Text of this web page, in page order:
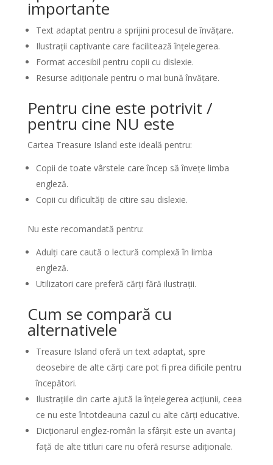
importante
Text adaptat pentru a sprijini procesul de învățare.
Ilustrații captivante care facilitează înțelegerea.
Format accesibil pentru copii cu dislexie.
Resurse adiționale pentru o mai bună învățare.
Pentru cine este potrivit /
pentru cine NU este
Cartea Treasure Island este ideală pentru:
Copii de toate vârstele care încep să învețe limba
engleză.
Copii cu dificultăți de citire sau dislexie.
Nu este recomandată pentru:
Adulți care caută o lectură complexă în limba
engleză.
Utilizatori care preferă cărți fără ilustrații.
Cum se compară cu
alternativele
Treasure Island oferă un text adaptat, spre
deosebire de alte cărți care pot fi prea dificile pentru
începători.
Ilustrațiile din carte ajută la înțelegerea acțiunii, ceea
ce nu este întotdeauna cazul cu alte cărți educative.
Dicționarul englez-român la sfârșit este un avantaj
față de alte titluri care nu oferă resurse adiționale.